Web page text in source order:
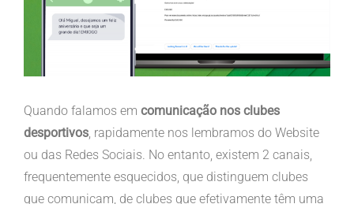
Quando falamos em comunicação nos clubes
desportivos, rapidamente nos lembramos do Website
ou das Redes Sociais. No entanto, existem 2 canais,
frequentemente esquecidos, que distinguem clubes
que comunicam, de clubes que efetivamente têm uma